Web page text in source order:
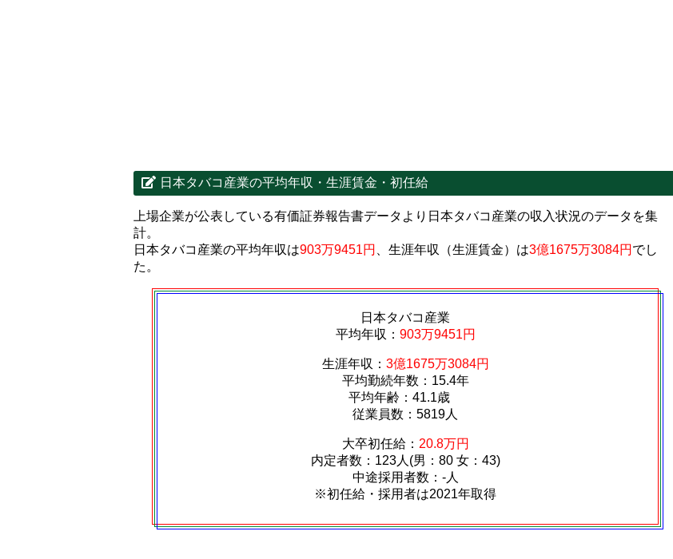
日本タバコ産業の平均年収・生涯賃金・初任給
上場企業が公表している有価証券報告書データより日本タバコ産業の収入状況のデータを集
計。
日本タバコ産業の平均年収は903万9451円 、生涯年収（生涯賃金）は3億1675万3084円 でし
た。
日本タバコ産業
平均年収： 903万9451円
生涯年収： 3億1675万3084円
平均勤続年数：15.4年
平均年齢：41.1歳
従業員数：5819人
大卒初任給： 20.8万円
内定者数：123人(男：80 女：43)
中途採用者数：‐人
※初任給・採用者は2021年取得